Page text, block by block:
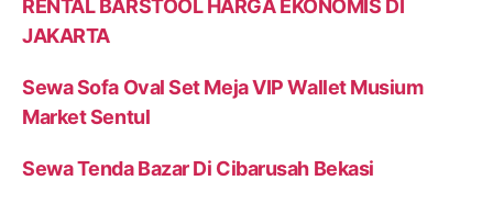
RENTAL BARSTOOL HARGA EKONOMIS DI
JAKARTA
Sewa Sofa Oval Set Meja VIP Wallet Musium
Market Sentul
Sewa Tenda Bazar Di Cibarusah Bekasi